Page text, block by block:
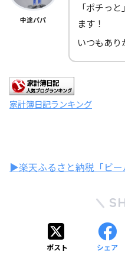
中途パパ
「ポチっ
ます！
いつもあ
家計簿日記ランキング
▶楽天ふるさと納税「ビ
ポスト シェア